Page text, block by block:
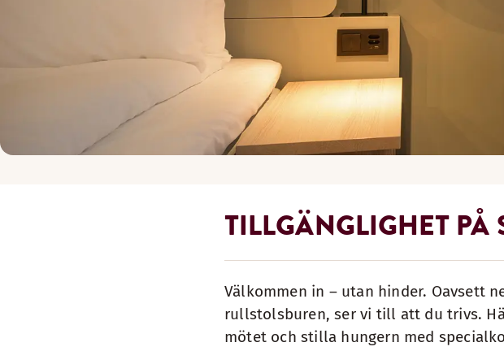
TILLGÄNGLIGHET
Välkommen in – utan hinder. Oavsett
rullstolsburen, ser vi till att du trivs.
mötet och stilla hungern med